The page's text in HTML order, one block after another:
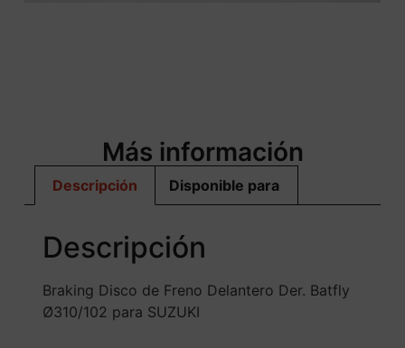
Más información
Descripción Disponible para
Descripción
Braking Disco de Freno Delantero Der. Batfly
Ø310/102 para SUZUKI